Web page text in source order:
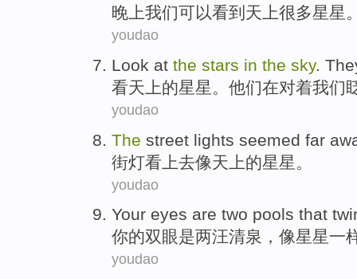
晚上我们可以看到 天上很多星星
youdao
Look at the stars in the sky.
看天上的星星。 他们在对着我们
youdao
The street lights seemed far
街灯看上去像天上的星星 。
youdao
Your eyes are two pools that
你的双眼是两汪清泉， 像星星一
youdao